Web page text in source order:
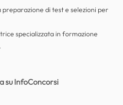
di test e selezioni per
specializzata in formazione
su InfoConcorsi